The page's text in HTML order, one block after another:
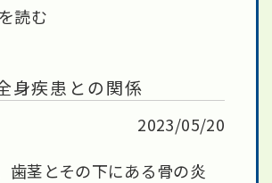
読む
身疾患との関係
2023/05/20
歯茎とその下にある骨の炎